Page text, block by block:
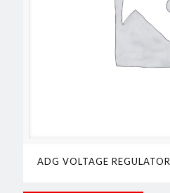
ADG VOLTAGE REGULATOR